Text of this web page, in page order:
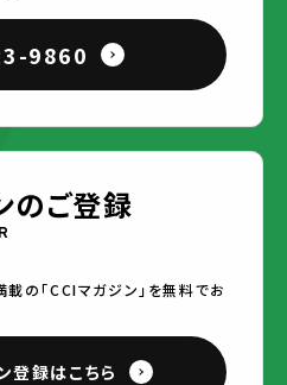
9860
のご登録
の「CCIマガジン」を無料でお
登録はこちら